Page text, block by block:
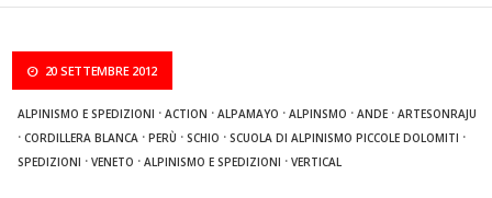
20 SETTEMBRE 2012
ALPINISMO E SPEDIZIONI ·ACTION ·ALPAMAYO ·ALPINSMO ·ANDE ·ARTESONRAJU
·CORDILLERA BLANCA ·PERÙ ·SCHIO ·SCUOLA DI ALPINISMO PICCOLE DOLOMITI ·
SPEDIZIONI ·VENETO ·ALPINISMO E SPEDIZIONI ·VERTICAL